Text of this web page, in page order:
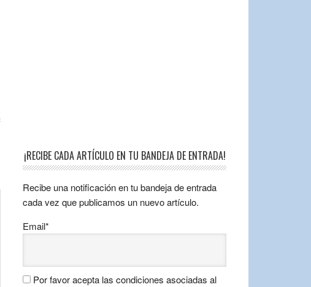
¡RECIBE CADA ARTÍCULO EN TU BANDEJA DE ENTRADA!
Recibe una notificación en tu bandeja de entrada
cada vez que publicamos un nuevo artículo.
Email*
Por favor acepta las condiciones asociadas al